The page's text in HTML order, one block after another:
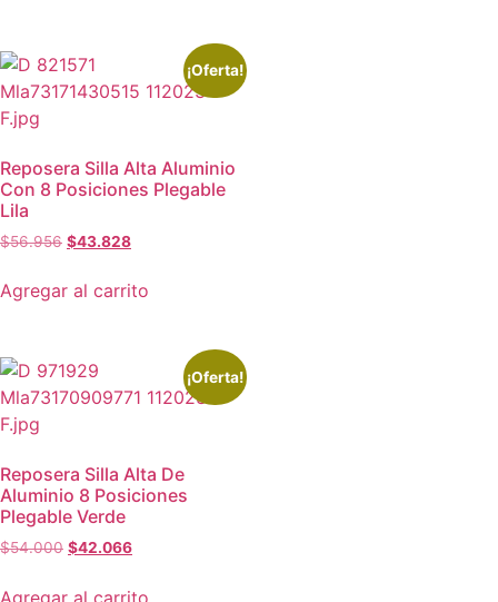
¡Oferta!
Reposera Silla Alta Aluminio
Con 8 Posiciones Plegable
Lila
$56.956 $43.828
Agregar al carrito
¡Oferta!
Reposera Silla Alta De
Aluminio 8 Posiciones
Plegable Verde
$54.000 $42.066